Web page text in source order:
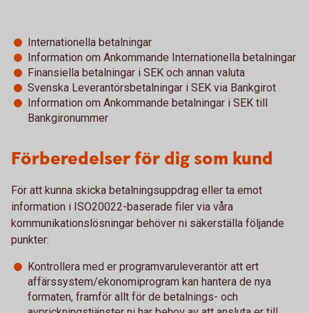
Internationella betalningar
Information om Ankommande Internationella betalningar
Finansiella betalningar i SEK och annan valuta
Svenska Leverantörsbetalningar i SEK via Bankgirot
Information om Ankommande betalningar i SEK till
Bankgironummer
Förberedelser för dig som kund
För att kunna skicka betalningsuppdrag eller ta emot
information i ISO20022-baserade filer via våra
kommunikationslösningar behöver ni säkerställa följande
punkter:
Kontrollera med er programvaruleverantör att ert
affärssystem/ekonomiprogram kan hantera de nya
formaten, framför allt för de betalnings- och